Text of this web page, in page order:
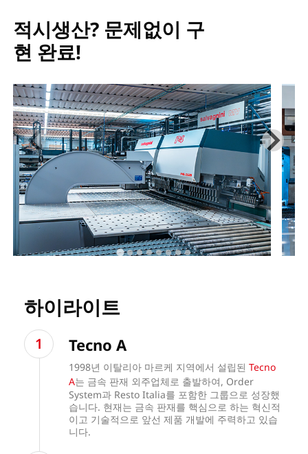
적시생산? 문제없이 구
현 완료!
하이라이트
Tecno A
1998년 이탈리아 마르케 지역에서 설립된 Tecno
A는 금속 판재 외주업체로 출발하여, Order
System과 Resto Italia를 포함한 그룹으로 성장했
습니다. 현재는 금속 판재를 핵심으로 하는 혁신적
이고 기술적으로 앞선 제품 개발에 주력하고 있습
니다.